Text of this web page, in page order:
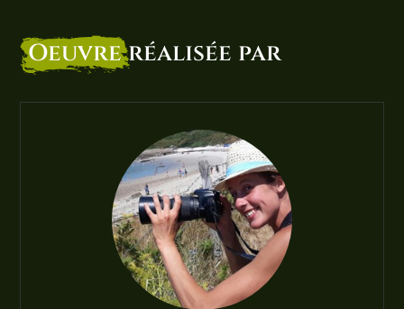
Oeuvreréalisée par